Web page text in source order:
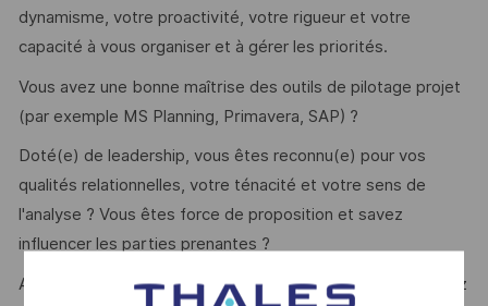
dynamisme, votre proactivité, votre rigueur et votre
capacité à vous organiser et à gérer les priorités.
Vous avez une bonne maîtrise des outils de pilotage projet
(par exemple MS Planning, Primavera, SAP) ?
Doté(e) de leadership, vous êtes reconnu(e) pour vos
qualités relationnelles, votre ténacité et votre sens de
l'analyse ? Vous êtes force de proposition et savez
influencer les parties prenantes ?
Alors ce poste est fait pour vous, n’hésitez plus et postulez